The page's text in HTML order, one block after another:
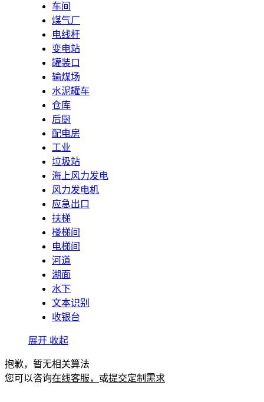
车间
煤气厂
电线杆
变电站
罐装口
输煤场
水泥罐车
仓库
后厨
配电房
工业
垃圾站
海上风力发电
风力发电机
应急出口
扶梯
楼梯间
电梯间
河道
湖面
水下
文本识别
收银台
展开 收起
抱歉，暂无相关算法
您可以咨询在线客服， 或提交定制需求